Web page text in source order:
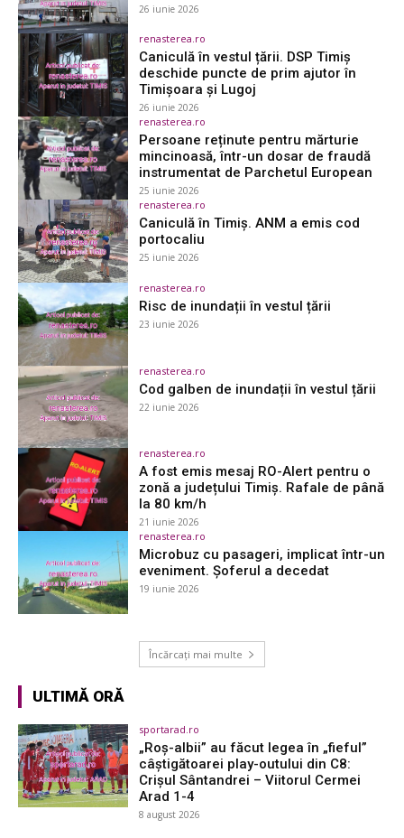
26 iunie 2026
renasterea.ro
Caniculă în vestul țării. DSP Timiș
deschide puncte de prim ajutor în
Timișoara și Lugoj
26 iunie 2026
renasterea.ro
Persoane reținute pentru mărturie
mincinoasă, într-un dosar de fraudă
instrumentat de Parchetul European
25 iunie 2026
renasterea.ro
Caniculă în Timiș. ANM a emis cod
portocaliu
25 iunie 2026
renasterea.ro
Risc de inundații în vestul țării
23 iunie 2026
renasterea.ro
Cod galben de inundații în vestul țării
22 iunie 2026
renasterea.ro
A fost emis mesaj RO-Alert pentru o
zonă a județului Timiș. Rafale de până
la 80 km/h
21 iunie 2026
renasterea.ro
Microbuz cu pasageri, implicat într-un
eveniment. Şoferul a decedat
19 iunie 2026
Încărcați mai multe
ULTIMĂ ORĂ
sportarad.ro
„Roș-albii” au făcut legea în „fieful”
câștigătoarei play-outului din C8:
Crișul Sântandrei – Viitorul Cermei
Arad 1-4
8 august 2026